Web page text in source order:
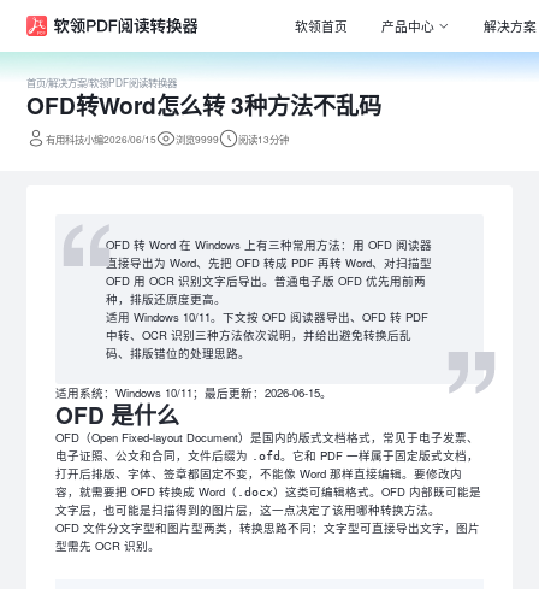
软领首页 产品中心
专家团队
解决方案
首页/解决方案/软领PDF阅读转换器
OFD转Word怎么转 3种方法不乱码
有用科技小编2026/06/15 浏览9999 阅读13分钟
OFD 转 Word 在 Windows 上有三种常用方法：用 OFD 阅读器
直接导出为 Word、先把 OFD 转成 PDF 再转 Word、对扫描型
OFD 用 OCR 识别文字后导出。普通电子版 OFD 优先用前两
种，排版还原度更高。
适用 Windows 10/11。下文按 OFD 阅读器导出、OFD 转 PDF
中转、OCR 识别三种方法依次说明，并给出避免转换后乱
码、排版错位的处理思路。
适用系统：Windows 10/11；最后更新：2026-06-15。
OFD 是什么
OFD（Open Fixed-layout Document）是国内的版式文档格式，常见于电子发票、
电子证照、公文和合同，文件后缀为
.ofd。它和 PDF 一样属于固定版式文档，
打开后排版、字体、签章都固定不变，不能像 Word 那样直接编辑。要修改内
容，就需要把 OFD 转换成 Word（
.docx）这类可编辑格式。OFD 内部既可能是
文字层，也可能是扫描得到的图片层，这一点决定了该用哪种转换方法。
OFD 文件分文字型和图片型两类，转换思路不同：文字型可直接导出文字，图片
型需先 OCR 识别。